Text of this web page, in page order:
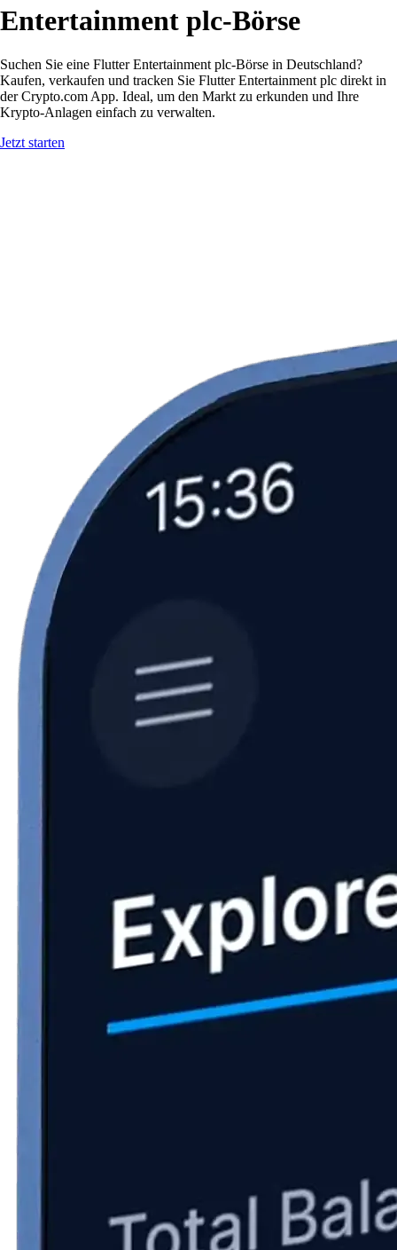
Entertainment plc-Börse
Suchen Sie eine Flutter Entertainment plc-Börse in Deutschland?
Kaufen, verkaufen und tracken Sie Flutter Entertainment plc direkt in
der Crypto.com App. Ideal, um den Markt zu erkunden und Ihre
Krypto-Anlagen einfach zu verwalten.
Jetzt starten